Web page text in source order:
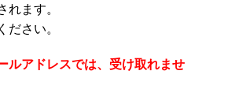
れます。
ださい。
ルアドレスでは、受け取れませ